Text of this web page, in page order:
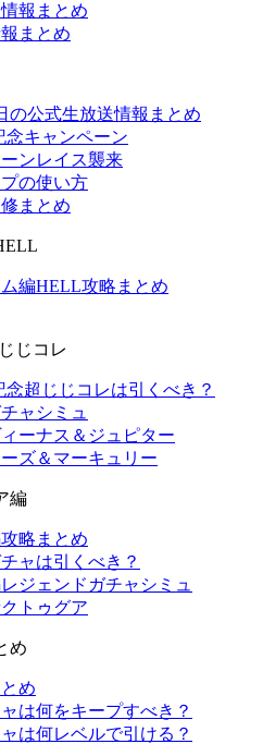
報まとめ
まとめ
の公式生放送情報まとめ
念キャンペーン
ンレイス襲来
の使い方
まとめ
編HELL攻略まとめ
じコレ
念超じじコレは引くべき？
ャシミュ
ーナス＆ジュピター
ズ＆マーキュリー
編
略まとめ
ャは引くべき？
ジェンドガチャシミュ
トゥグア
め
め
は何をキープすべき？
は何レベルで引ける？